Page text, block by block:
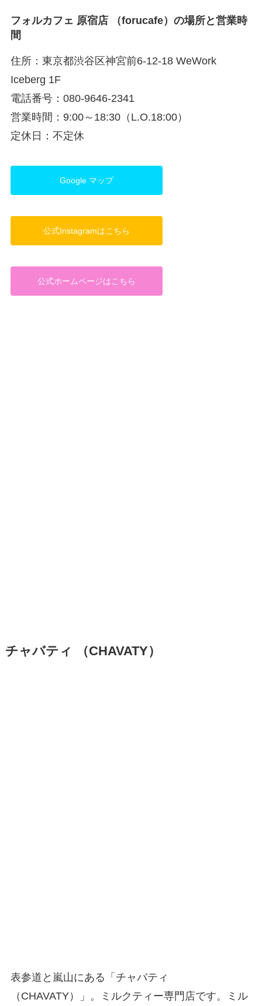
フォルカフェ 原宿店 （forucafe）の場所と営業時
間
住所：東京都渋谷区神宮前6-12-18 WeWork
Iceberg 1F
電話番号：080-9646-2341
営業時間：9:00～18:30（L.O.18:00）
定休日：不定休
Google マップ
公式Instagramはこちら
公式ホームページはこちら
チャバティ （CHAVATY）
表参道と嵐山にある「チャバティ
（CHAVATY）」。ミルクティー専門店です。ミル